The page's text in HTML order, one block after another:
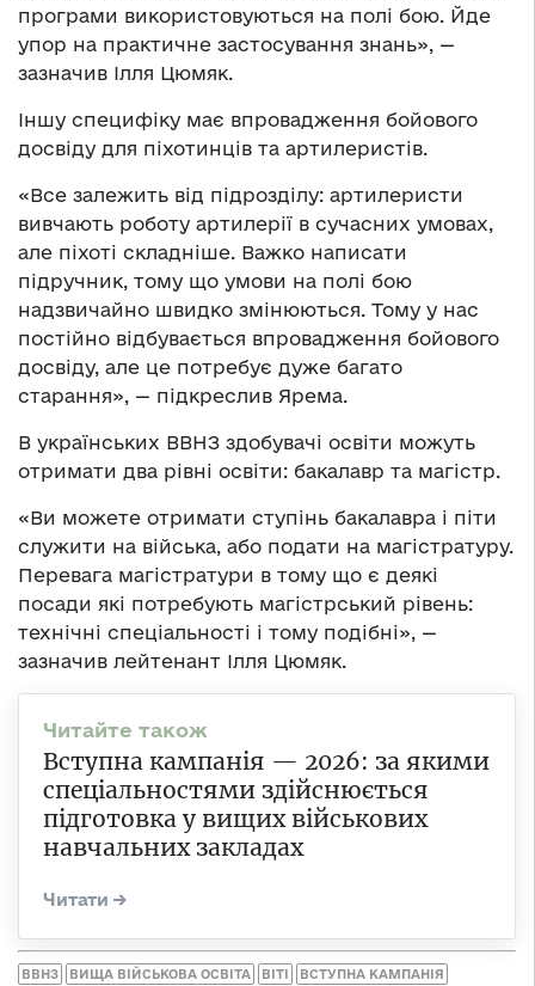
програми використовуються на полі бою. Йде
упор на практичне застосування знань», —
зазначив Ілля Цюмяк.
Іншу специфіку має впровадження бойового
досвіду для піхотинців та артилеристів.
«Все залежить від підрозділу: артилеристи
вивчають роботу артилерії в сучасних умовах,
але піхоті складніше. Важко написати
підручник, тому що умови на полі бою
надзвичайно швидко змінюються. Тому у нас
постійно відбувається впровадження бойового
досвіду, але це потребує дуже багато
старання», — підкреслив Ярема.
В українських ВВНЗ здобувачі освіти можуть
отримати два рівні освіти: бакалавр та магістр.
«Ви можете отримати ступінь бакалавра і піти
служити на війська, або подати на магістратуру.
Перевага магістратури в тому що є деякі
посади які потребують магістрський рівень:
технічні спеціальності і тому подібні», —
зазначив лейтенант Ілля Цюмяк.
Вступна кампанія — 2026: за якими
спеціальностями здійснюється
підготовка у вищих військових
навчальних закладах
ВВНЗ ВИЩА ВІЙСЬКОВА ОСВІТА ВІТІ ВСТУПНА КАМПАНІЯ